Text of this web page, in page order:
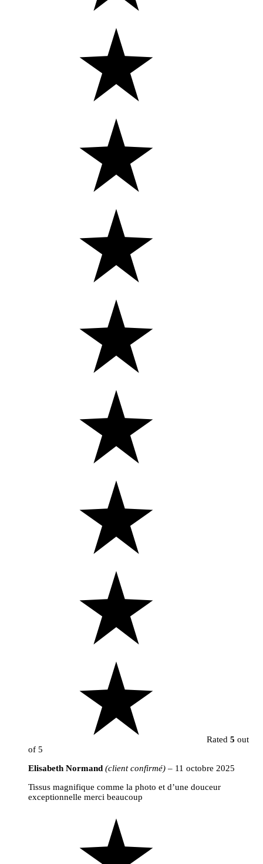
Rated 5 out
of 5
Elisabeth Normand (client confirmé) – 11 octobre 2025
Tissus magnifique comme la photo et d’une douceur
exceptionnelle merci beaucoup